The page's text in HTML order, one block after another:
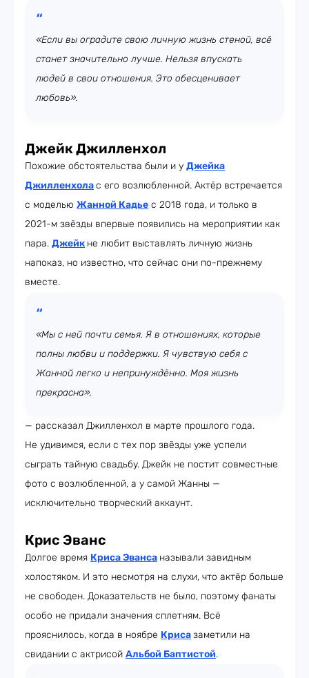
«Если вы оградите свою личную жизнь стеной, всё
станет значительно лучше. Нельзя впускать
людей в свои отношения. Это обесценивает
любовь».
Джейк Джилленхол
Похожие обстоятельства были и у Джейка
Джилленхолас его возлюбленной. Актёр встречается
с моделью Жанной Кадье с 2018 года, и только в
2021-м звёзды впервые появились на мероприятии как
пара. Джейк не любит выставлять личную жизнь
напоказ, но известно, что сейчас они по-прежнему
вместе.
«Мы с ней почти семья. Я в отношениях, которые
полны любви и поддержки. Я чувствую себя с
Жанной легко и непринуждённо. Моя жизнь
прекрасна»,
— рассказал Джилленхол в марте прошлого года.
Не удивимся, если с тех пор звёзды уже успели
сыграть тайную свадьбу. Джейк не постит совместные
фото с возлюбленной, а у самой Жанны —
исключительно творческий аккаунт.
Крис Эванс
Долгое время Криса Эванса называли завидным
холостяком. И это несмотря на слухи, что актёр больше
не свободен. Доказательств не было, поэтому фанаты
особо не придали значения сплетням. Всё
прояснилось, когда в ноябре Крисазаметили на
свидании с актрисой Альбой Баптистой.